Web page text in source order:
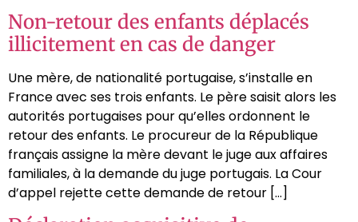
Non-retour des enfants déplacés
illicitement en cas de danger
Une mère, de nationalité portugaise, s’installe en
France avec ses trois enfants. Le père saisit alors les
autorités portugaises pour qu’elles ordonnent le
retour des enfants. Le procureur de la République
français assigne la mère devant le juge aux affaires
familiales, à la demande du juge portugais. La Cour
d’appel rejette cette demande de retour […]